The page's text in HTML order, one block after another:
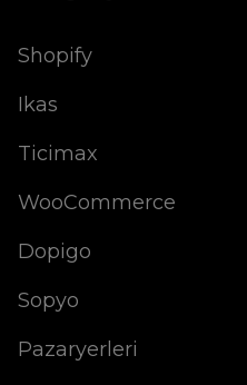
Shopify
Ikas
Ticimax
WooCommerce
Dopigo
Sopyo
Pazaryerleri